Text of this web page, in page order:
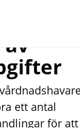
ett antal
för